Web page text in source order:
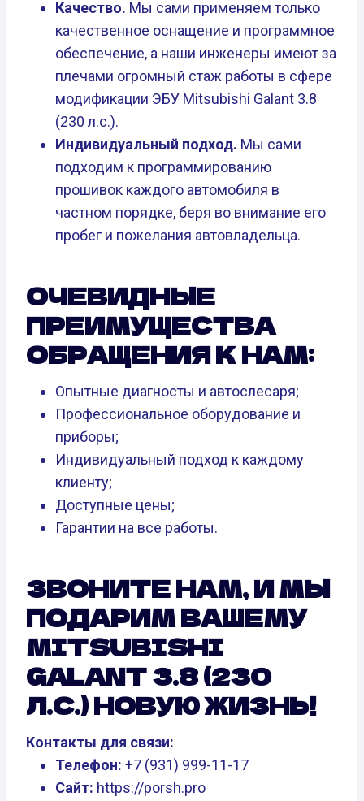
Качество. Мы сами применяем только
качественное оснащение и программное
обеспечение, а наши инженеры имеют за
плечами огромный стаж работы в сфере
модификации ЭБУ Mitsubishi Galant 3.8
(230 л.с.).
Индивидуальный подход. Мы сами
подходим к программированию
прошивок каждого автомобиля в
частном порядке, беря во внимание его
пробег и пожелания автовладельца.
ОЧЕВИДНЫЕ
ПРЕИМУЩЕСТВА
ОБРАЩЕНИЯ К НАМ:
Опытные диагносты и автослесаря;
Профессиональное оборудование и
приборы;
Индивидуальный подход к каждому
клиенту;
Доступные цены;
Гарантии на все работы.
ЗВОНИТЕ НАМ, И МЫ
ПОДАРИМ ВАШЕМУ
MITSUBISHI
GALANT 3.8 (230
Л.С.) НОВУЮ ЖИЗНЬ!
Контакты для связи:
Телефон: +7 (931) 999-11-17
Сайт: https://porsh.pro